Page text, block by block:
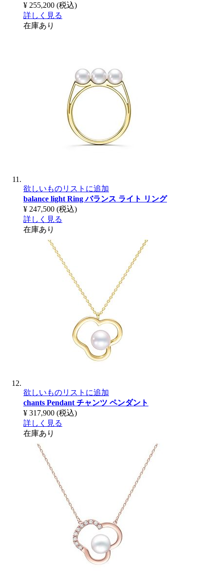
¥ 255,200 (税込)
詳しく見る
在庫あり
欲しいものリストに追加
balance light Ringバランス ライト リング
¥ 247,500 (税込)
詳しく見る
在庫あり
欲しいものリストに追加
chants Pendant チャンツ ペンダント
¥ 317,900 (税込)
詳しく見る
在庫あり